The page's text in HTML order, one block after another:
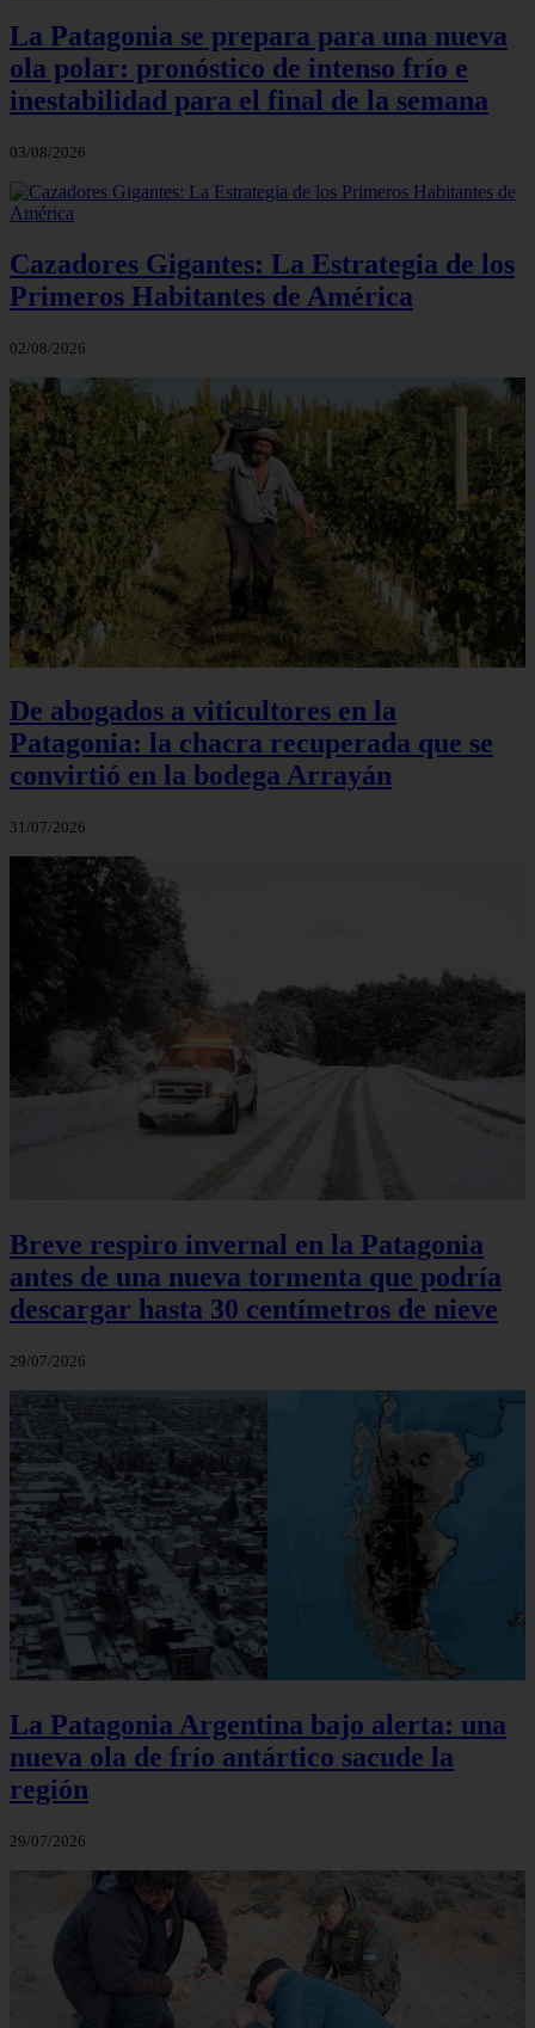
La Patagonia se prepara para una nueva
ola polar: pronóstico de intenso frío e
inestabilidad para el final de la semana
03/08/2026
Cazadores Gigantes: La Estrategia de los
Primeros Habitantes de América
02/08/2026
De abogados a viticultores en la
Patagonia: la chacra recuperada que se
convirtió en la bodega Arrayán
31/07/2026
Breve respiro invernal en la Patagonia
antes de una nueva tormenta que podría
descargar hasta 30 centímetros de nieve
29/07/2026
La Patagonia Argentina bajo alerta: una
nueva ola de frío antártico sacude la
región
29/07/2026